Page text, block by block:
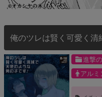
俺のツレは賢く可愛く
進撃
アルミ